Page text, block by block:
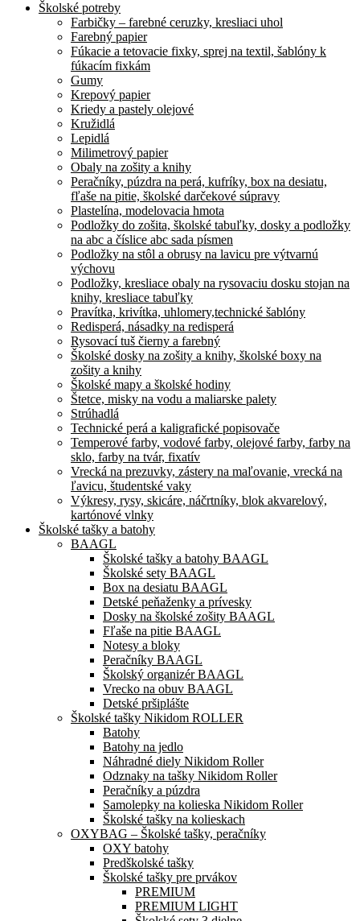
Školské potreby
Farbičky – farebné ceruzky, kresliaci uhol
Farebný papier
Fúkacie a tetovacie fixky, sprej na textil, šablóny k
fúkacím fixkám
Gumy
Krepový papier
Kriedy a pastely olejové
Kružidlá
Lepidlá
Milimetrový papier
Obaly na zošity a knihy
Peračníky, púzdra na perá, kufríky, box na desiatu,
fľaše na pitie, školské darčekové súpravy
Plastelína, modelovacia hmota
Podložky do zošita, školské tabuľky, dosky a podložky
na abc a číslice abc sada písmen
Podložky na stôl a obrusy na lavicu pre výtvarnú
výchovu
Podložky, kresliace obaly na rysovaciu dosku stojan na
knihy, kresliace tabuľky
Pravítka, krivítka, uhlomery,technické šablóny
Redisperá, násadky na redisperá
Rysovací tuš čierny a farebný
Školské dosky na zošity a knihy, školské boxy na
zošity a knihy
Školské mapy a školské hodiny
Štetce, misky na vodu a maliarske palety
Strúhadlá
Technické perá a kaligrafické popisovače
Temperové farby, vodové farby, olejové farby, farby na
sklo, farby na tvár, fixatív
Vrecká na prezuvky, zástery na maľovanie, vrecká na
ľavicu, študentské vaky
Výkresy, rysy, skicáre, náčrtníky, blok akvarelový,
kartónové vlnky
Školské tašky a batohy
BAAGL
Školské tašky a batohy BAAGL
Školské sety BAAGL
Box na desiatu BAAGL
Detské peňaženky a prívesky
Dosky na školské zošity BAAGL
Fľaše na pitie BAAGL
Notesy a bloky
Peračníky BAAGL
Školský organizér BAAGL
Vrecko na obuv BAAGL
Detské pršiplášte
Školské tašky Nikidom ROLLER
Batohy
Batohy na jedlo
Náhradné diely Nikidom Roller
Odznaky na tašky Nikidom Roller
Peračníky a púzdra
Samolepky na kolieska Nikidom Roller
Školské tašky na kolieskach
OXYBAG – Školské tašky, peračníky
OXY batohy
Predškolské tašky
Školské tašky pre prvákov
PREMIUM
PREMIUM LIGHT